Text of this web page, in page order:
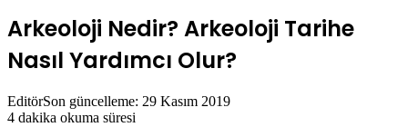
Arkeoloji Nedir? Arkeoloji Tarihe
Nasıl Yardımcı Olur?
EditörSon güncelleme: 29 Kasım 2019
4 dakika okuma süresi